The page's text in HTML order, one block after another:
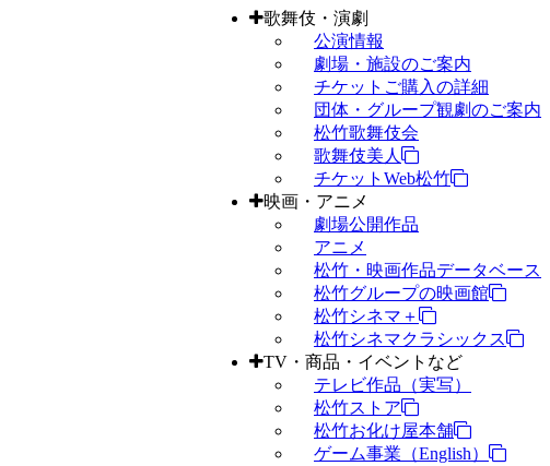
歌舞伎・演劇
公演情報
劇場・施設のご案内
チケットご購入の詳細
団体・グループ観劇のご案内
松竹歌舞伎会
歌舞伎美人
チケットWeb松竹
映画・アニメ
劇場公開作品
アニメ
松竹・映画作品データベース
松竹グループの映画館
松竹シネマ＋
松竹シネマクラシックス
TV・商品・イベントなど
テレビ作品（実写）
松竹ストア
松竹お化け屋本舗
ゲーム事業（English）